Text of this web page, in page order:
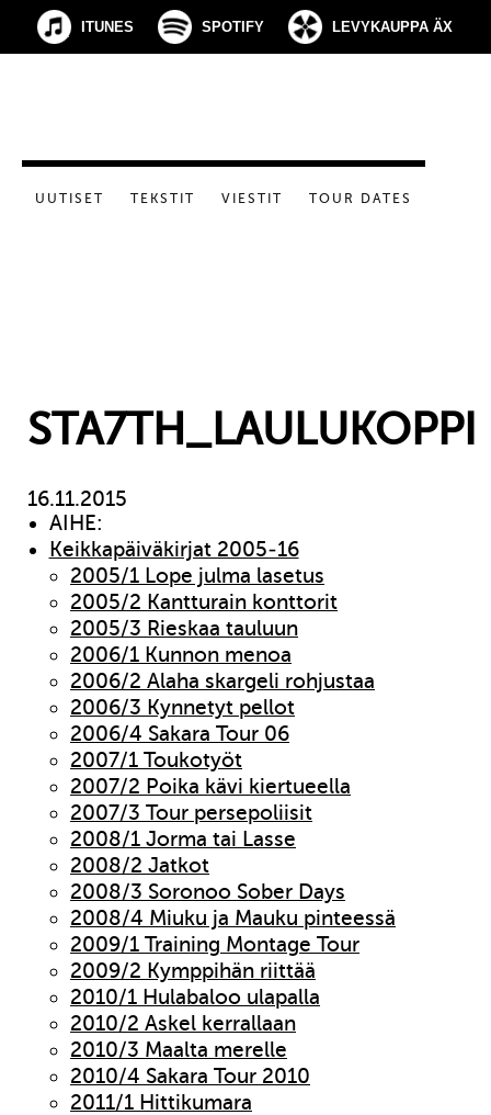
ITUNES SPOTIFY LEVYKAUPPA ÄX
UUTISET TEKSTIT VIESTIT TOUR DATES
STA7TH_LAULUKOPPI
16.11.2015
AIHE:
Keikkapäiväkirjat 2005-16
2005/1 Lope julma lasetus
2005/2 Kantturain konttorit
2005/3 Rieskaa tauluun
2006/1 Kunnon menoa
2006/2 Alaha skargeli rohjustaa
2006/3 Kynnetyt pellot
2006/4 Sakara Tour 06
2007/1 Toukotyöt
2007/2 Poika kävi kiertueella
2007/3 Tour persepoliisit
2008/1 Jorma tai Lasse
2008/2 Jatkot
2008/3 Soronoo Sober Days
2008/4 Miuku ja Mauku pinteessä
2009/1 Training Montage Tour
2009/2 Kymppihän riittää
2010/1 Hulabaloo ulapalla
2010/2 Askel kerrallaan
2010/3 Maalta merelle
2010/4 Sakara Tour 2010
2011/1 Hittikumara